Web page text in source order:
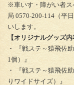
※車いす・障がい者ス
局 0570-200-114（平
いします。
【オリジナルグッズ内
・ 『戦ステ～猿飛佐
1個）』
・ 『戦ステ～猿飛佐
りワイドサイズ）』